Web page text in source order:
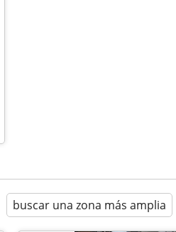
buscar una zona más amplia